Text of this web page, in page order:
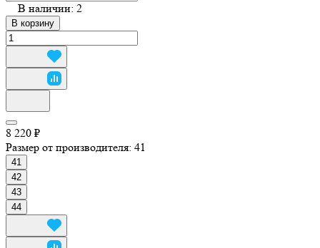
В наличии: 2
В корзину
8 220 ₽
Размер от производителя: 41
41
42
43
44